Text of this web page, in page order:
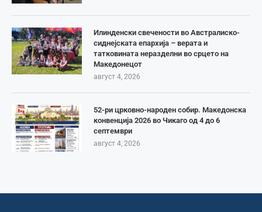
Илинденски свечености во Австралиско-
сиднејската епархија – верата и
татковината неразделни во срцето на
Македонецот
август 4, 2026
52-ри црковно-народен собир. Македонска
конвенција 2026 во Чикаго од 4 до 6
септември
август 4, 2026